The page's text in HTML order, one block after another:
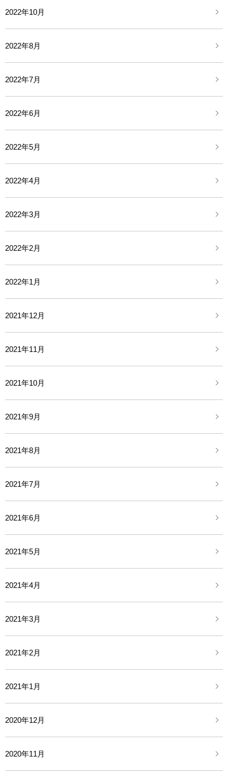
2022年10月
2022年8月
2022年7月
2022年6月
2022年5月
2022年4月
2022年3月
2022年2月
2022年1月
2021年12月
2021年11月
2021年10月
2021年9月
2021年8月
2021年7月
2021年6月
2021年5月
2021年4月
2021年3月
2021年2月
2021年1月
2020年12月
2020年11月